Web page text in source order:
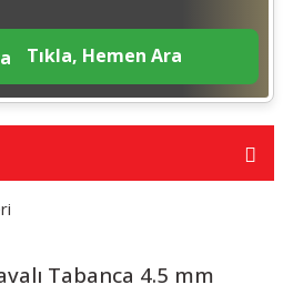
Tıkla, Hemen Ara
Tabanca 4.5 mm